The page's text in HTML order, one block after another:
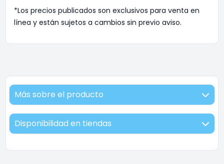
*Los precios publicados son exclusivos para venta en
línea y están sujetos a cambios sin previo aviso.
Más sobre el producto
Disponibilidad en tiendas